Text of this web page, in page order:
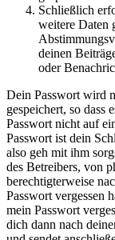
Schließlich
weitere Daten
deinen
oder
Dein Passwort wird
gespeichert, so dass
Passwort nicht auf
Passwort ist dein
also geh mit ihm
des Betreibers, von
berechtigterweise
Passwort vergessen
mein Passwort
dich dann nach